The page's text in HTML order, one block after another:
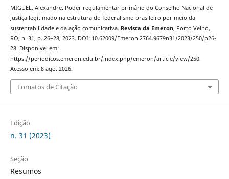
MIGUEL, Alexandre. Poder regulamentar primário do Conselho Nacional de
Justiça legitimado na estrutura do federalismo brasileiro por meio da
sustentabilidade e da ação comunicativa. Revista da Emeron, Porto Velho,
RO, n. 31, p. 26–28, 2023. DOI: 10.62009/Emeron.2764.9679n31/2023/250/p26-
28. Disponível em:
https://periodicos.emeron.edu.br/index.php/emeron/article/view/250.
Acesso em: 8 ago. 2026.
Fomatos de Citação
Edição
n. 31 (2023)
Seção
Resumos